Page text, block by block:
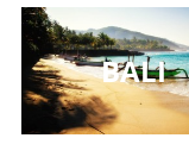
BALI